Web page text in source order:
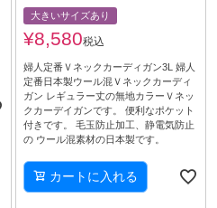
大きいサイズあり
¥8,580税込
婦人定番Ｖネックカーディガン3L 婦人
定番日本製ウール混Ｖネックカーディ
ガン レギュラー丈の無地カラーＶネッ
クカーデイガンです。 便利なポケット
付きです。 毛玉防止加工、静電気防止
の ウール混素材の日本製です。
カートに入れる